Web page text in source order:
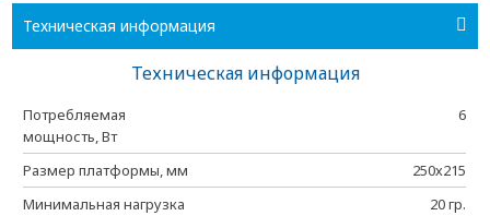
Техническая информация
Техническая информация
Потребляемая
мощность, Вт
6
Размер платформы, мм
250х215
Минимальная нагрузка
20 гр.